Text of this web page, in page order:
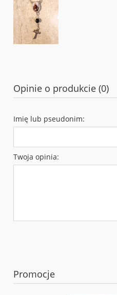
Opinie o produkcie (0)
Imię lub pseudonim:
Twoja opinia:
Promocje